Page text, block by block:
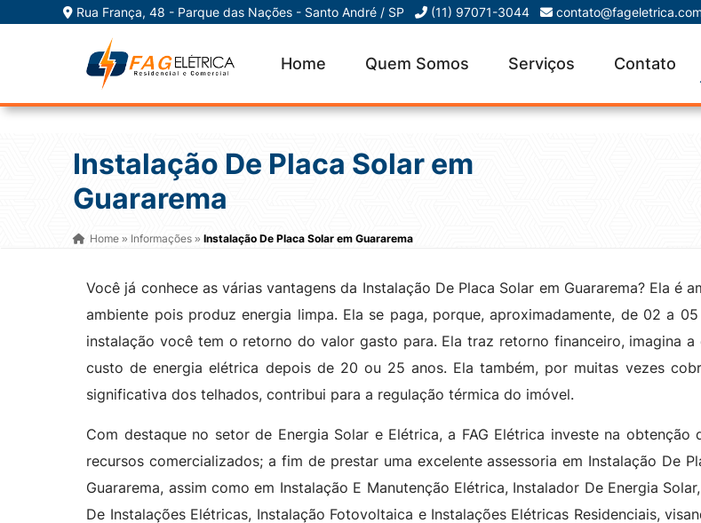
Rua França, 48 - Parque das Nações - Santo André / SP (11) 97071-3044
Home Quem Somos Serviços Contato
Instalação De Placa Solar em
Guararema
Home » Informações » Instalação De Placa Solar em Guararema
Você já conhece as várias vantagens da Instalação De Placa Solar em Guararema? Ela é
ambiente pois produz energia limpa. Ela se paga, porque, aproximadamente, de 02 a
instalação você tem o retorno do valor gasto para. Ela traz retorno financeiro, imagina a
custo de energia elétrica depois de 20 ou 25 anos. Ela também, por muitas vezes
significativa dos telhados, contribui para a regulação térmica do imóvel.
Com destaque no setor de Energia Solar e Elétrica, a FAG Elétrica investe na obtenção
recursos comercializados; a fim de prestar uma excelente assessoria em Instalação De
Guararema, assim como em Instalação E Manutenção Elétrica, Instalador De Energia
De Instalações Elétricas, Instalação Fotovoltaica e Instalações Elétricas Residenciais,